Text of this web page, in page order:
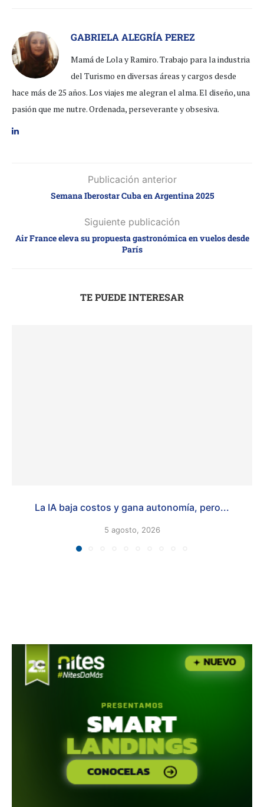
GABRIELA ALEGRÍA PEREZ
Mamá de Lola y Ramiro. Trabajo para la industria
del Turismo en diversas áreas y cargos desde
hace más de 25 años. Los viajes me alegran el alma. El diseño, una
pasión que me nutre. Ordenada, perseverante y obsesiva.
Publicación anterior
Semana Iberostar Cuba en Argentina 2025
Siguiente publicación
Air France eleva su propuesta gastronómica en vuelos desde
París
TE PUEDE INTERESAR
La IA baja costos y gana autonomía, pero...
5 agosto, 2026